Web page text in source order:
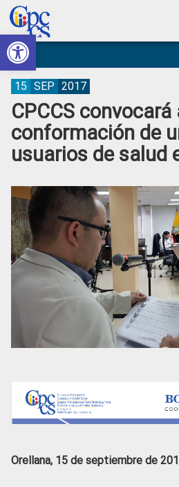
Abrir barra de herramientas
Skip
to
primary
navigation
Skip
to
main
content
Skip
to
primary
sidebar
Skip
to
footer
Consejo
de
Participación
Ciudadana
Control
Social
Construyendo
Poder
Ciudadano
CPCCS convocará
conformación de
usuarios de salud
15 SEP 2017
Orellana, 15 de septiembre de